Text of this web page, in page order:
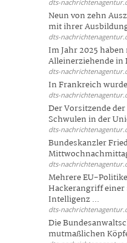
dts-
Neun von zehn
mit ihrer
dts-
Im Jahr 2025
Alleinerziehende in
dts-
In Frankreich
dts-
Der Vorsitzende
Schwulen in der
dts-
Bundeskanzler
dts-
Mehrere EU-
Hackerangriff
Intelligenz ...
dts-
Die
mutmaßlichen